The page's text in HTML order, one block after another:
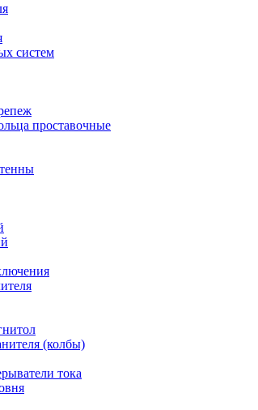
систем
проставочные
(колбы)
тока